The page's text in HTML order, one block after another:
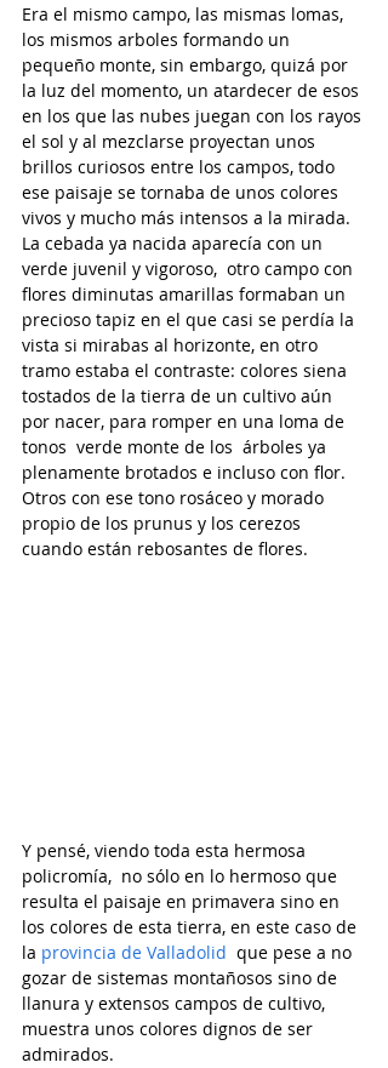
Era el mismo campo, las mismas lomas,
los mismos arboles formando un
pequeño monte, sin embargo, quizá por
la luz del momento, un atardecer de esos
en los que las nubes juegan con los rayos
el sol y al mezclarse proyectan unos
brillos curiosos entre los campos, todo
ese paisaje se tornaba de unos colores
vivos y mucho más intensos a la mirada.
La cebada ya nacida aparecía con un
verde juvenil y vigoroso,  otro campo con
flores diminutas amarillas formaban un
precioso tapiz en el que casi se perdía la
vista si mirabas al horizonte, en otro
tramo estaba el contraste: colores siena
tostados de la tierra de un cultivo aún
por nacer, para romper en una loma de
tonos  verde monte de los  árboles ya
plenamente brotados e incluso con flor.
Otros con ese tono rosáceo y morado
propio de los prunus y los cerezos
cuando están rebosantes de flores.
Y pensé, viendo toda esta hermosa
policromía,  no sólo en lo hermoso que
resulta el paisaje en primavera sino en
los colores de esta tierra, en este caso de
la provincia de Valladolid
  que pese a no
gozar de sistemas montañosos sino de
llanura y extensos campos de cultivo,
muestra unos colores dignos de ser
admirados.